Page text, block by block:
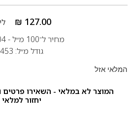
₪ 127.00
מחיר ל־100 מ״ל -
גודל מ״ל: 453
המלאי אזל
המוצר לא במלאי - השאירו פרטים
יחזור למלאי